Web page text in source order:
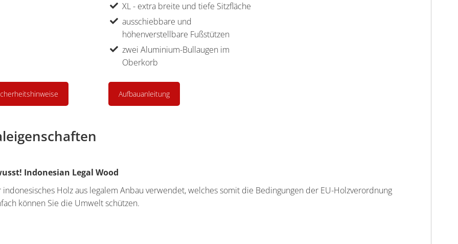
XL - extra breite und tiefe Sitzfläche
ausschiebbare und
höhenverstellbare Fußstützen
zwei Aluminium-Bullaugen im
Oberkorb
Aufbauanleitung
Indonesian Legal Wood
indonesisches Holz aus legalem Anbau verwendet, welches somit die Bedingungen der EU-Holzverordnung
können Sie die Umwelt schützen.